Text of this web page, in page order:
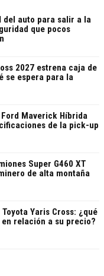
del auto para salir a la
que pocos
2027 estrena caja de
se espera para la
Maverick Híbrida
de la pick-up
Super G460 XT
de alta montaña
Toyota Yaris Cross: ¿qué
relación a su precio?